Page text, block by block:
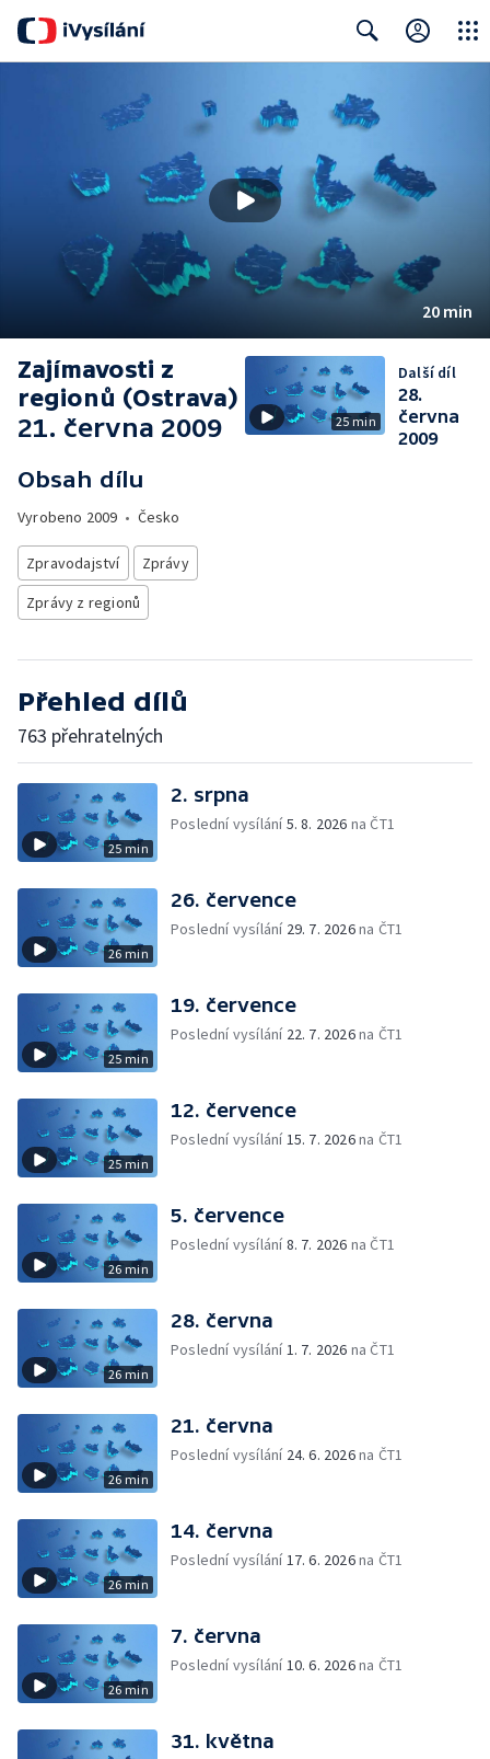
20 min
Zajímavosti z
regionů (Ostrava)
21. června 2009
Obsah dílu
Vyrobeno 2009 • Česko
Zpravodajství
Zprávy
Zprávy z regionů
25 min
Další díl
28.
června
2009
Přehled dílů
763 přehratelných
25 min
2. srpna
Poslední vysílání5. 8. 2026 na ČT1
26 min
26. července
Poslední vysílání 29. 7. 2026na ČT1
25 min
19. července
Poslední vysílání 22. 7. 2026na ČT1
25 min
12. července
Poslední vysílání15. 7. 2026na ČT1
26 min
5. července
Poslední vysílání8. 7. 2026 na ČT1
26 min
28. června
Poslední vysílání1. 7. 2026 na ČT1
26 min
21. června
Poslední vysílání 24. 6. 2026na ČT1
26 min
14. června
Poslední vysílání17. 6. 2026na ČT1
26 min
7. června
Poslední vysílání10. 6. 2026na ČT1
31. května